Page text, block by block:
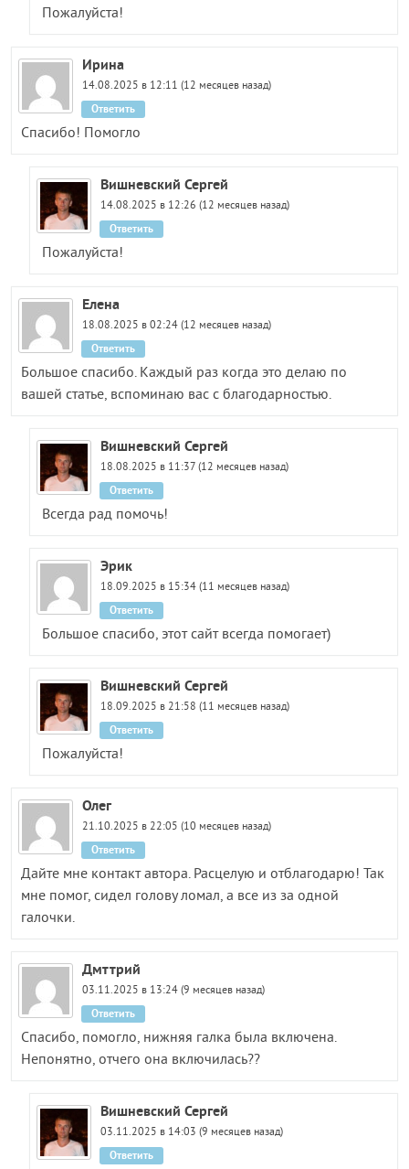
Пожалуйста!
Ирина
14.08.2025 в 12:11 (12 месяцев назад)
Спасибо! Помогло
Ответить
Вишневский Сергей
14.08.2025 в 12:26 (12 месяцев назад)
Пожалуйста!
Ответить
Елена
18.08.2025 в 02:24 (12 месяцев назад)
Большое спасибо. Каждый раз когда это делаю по
вашей статье, вспоминаю вас с благодарностью.
Ответить
Вишневский Сергей
18.08.2025 в 11:37 (12 месяцев назад)
Всегда рад помочь!
Ответить
Эрик
18.09.2025 в 15:34 (11 месяцев назад)
Большое спасибо, этот сайт всегда помогает)
Ответить
Вишневский Сергей
18.09.2025 в 21:58 (11 месяцев назад)
Пожалуйста!
Ответить
Олег
21.10.2025 в 22:05 (10 месяцев назад)
Дайте мне контакт автора. Расцелую и отблагодарю! Так
мне помог, сидел голову ломал, а все из за одной
галочки.
Ответить
Дмттрий
03.11.2025 в 13:24 (9 месяцев назад)
Спасибо, помогло, нижняя галка была включена.
Непонятно, отчего она включилась??
Ответить
Вишневский Сергей
03.11.2025 в 14:03 (9 месяцев назад)
Ответить